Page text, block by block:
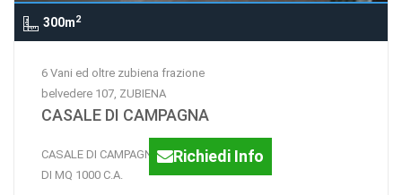
300m2
6 Vani ed oltre zubiena frazione
belvedere 107, ZUBIENA
CASALE DI CAMPAGNA
CASALE DI CAMPAGNA CON TERRENO
DI MQ 1000 C.A.
Richiedi Info